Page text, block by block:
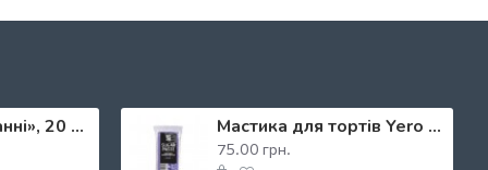
Бірка «В очікуванні», 20 шт. Мастика для тортів Yero Colors ірис, 200 г
75.00 грн.